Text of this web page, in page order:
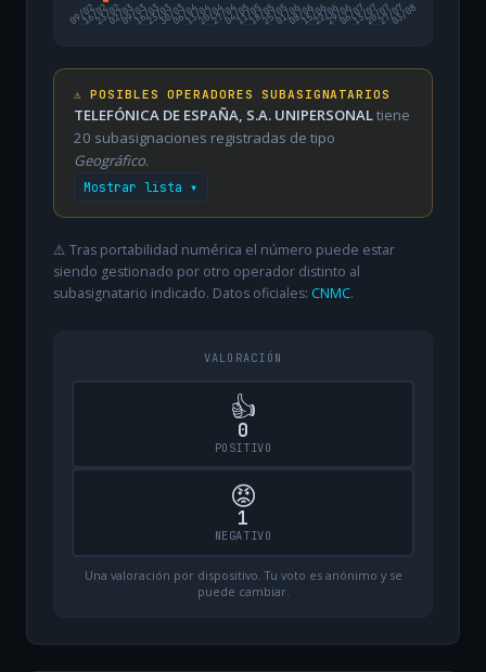
09/02
16/0223/0202/0309/0316/0323/0330/0306/0413/0420/0427/0404/0511/0518/0525/0501/0608/0615/0622/0629/0606/0713/0720/0727/07
03/08
⚠️ POSIBLES OPERADORES SUBASIGNATARIOS
TELEFÓNICA DE ESPAÑA, S.A. UNIPERSONALtiene
20 subasignaciones registradas de tipo
Geográfico.
Mostrar lista ▾
⚠️ Tras portabilidad numérica el número puede estar
siendo gestionado por otro operador distinto al
subasignatario indicado. Datos oficiales: CNMC.
VALORACIÓN
👍
0
POSITIVO
😡
1
NEGATIVO
Una valoración por dispositivo. Tu voto es anónimo y se
puede cambiar.